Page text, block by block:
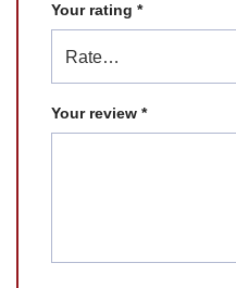
Your rating *
Your review *